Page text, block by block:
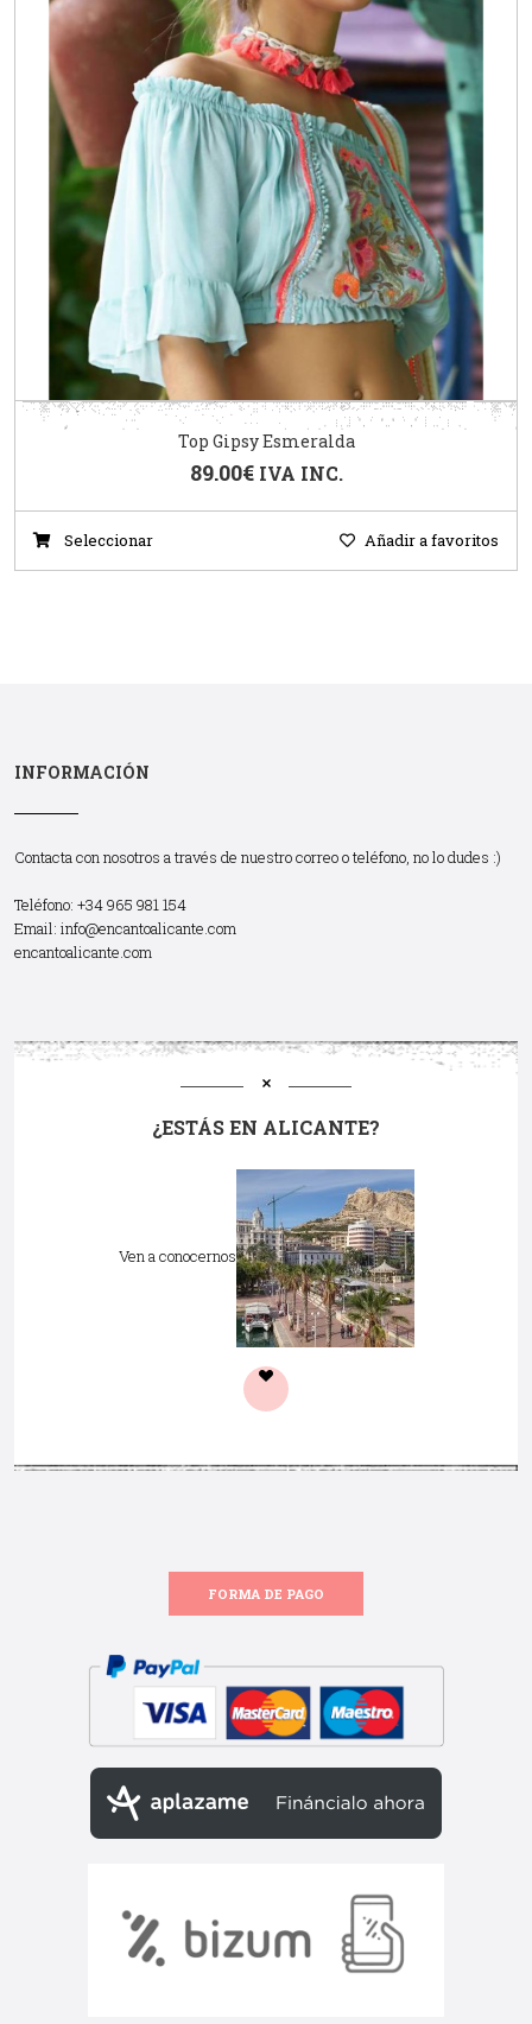
Top Gipsy Esmeralda
89.00€ IVA INC.
Seleccionar Añadir a favoritos
INFORMACIÓN
Contacta con nosotros a través de nuestro correo o teléfono, no lo dudes :)
Teléfono: +34 965 981 154
Email: info@encantoalicante.com
encantoalicante.com
¿ESTÁS EN ALICANTE?
Ven a conocernos
FORMA DE PAGO